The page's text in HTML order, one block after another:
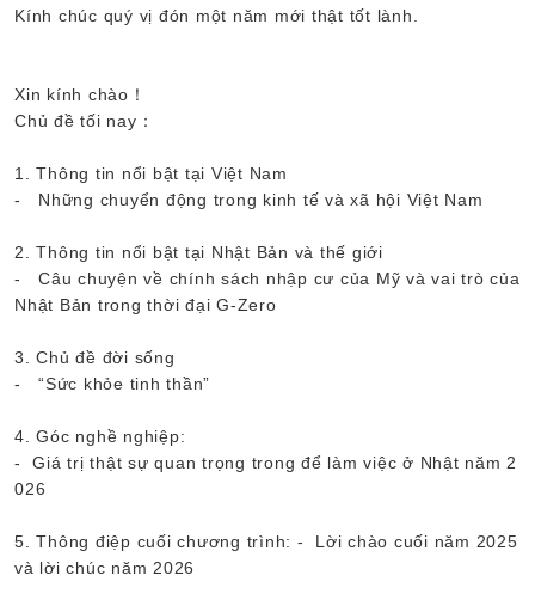
Kính chúc quý vị đón một năm mới thật tốt lành.
Xin kính chào！
Chủ đề tối nay：
1. Thông tin nổi bật tại Việt Nam
- Những chuyển động trong kinh tế và xã hội Việt Nam
2. Thông tin nổi bật tại Nhật Bản và thế giới
- Câu chuyện về chính sách nhập cư của Mỹ và vai trò của
Nhật Bản trong thời đại G-Zero
3. Chủ đề đời sống
- “Sức khỏe tinh thần”
4. Góc nghề nghiệp:
- Giá trị thật sự quan trọng trong để làm việc ở Nhật năm 2
026
5. Thông điệp cuối chương trình: - Lời chào cuối năm 2025
và lời chúc năm 2026